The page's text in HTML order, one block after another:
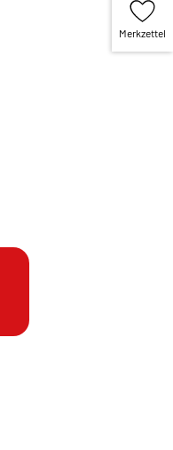
Merkzettel